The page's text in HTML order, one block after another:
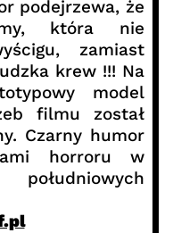
podejrzewa, że
która nie
zamiast
krew !!! Na
model
filmu został
Czarny humor
horroru w